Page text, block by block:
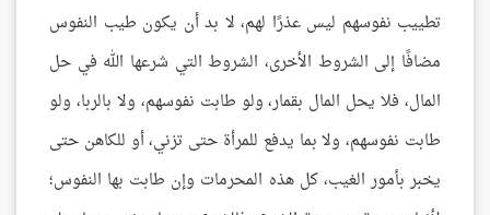
تطييب نفوسهم ليس عذرًا لهم، لا بد أن يكون طيب النفوس
مضافًا إلى الشروط الأخرى، الشروط التي شرعها الله في حل
المال، فلا يحل المال بقمار، ولو طابت نفوسهم، ولا بالربا، ولو
طابت نفوسهم، ولا بما يدفع للمرأة حتى تزني، أو للكاهن حتى
يخبر بأمور الغيب، كل هذه المحرمات وإن طابت بها النفوس؛